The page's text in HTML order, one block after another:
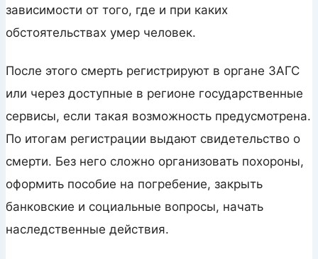
зависимости от того, где и при каких
обстоятельствах умер человек.
После этого смерть регистрируют в органе ЗАГС
или через доступные в регионе государственные
сервисы, если такая возможность предусмотрена.
По итогам регистрации выдают свидетельство о
смерти. Без него сложно организовать похороны,
оформить пособие на погребение, закрыть
банковские и социальные вопросы, начать
наследственные действия.